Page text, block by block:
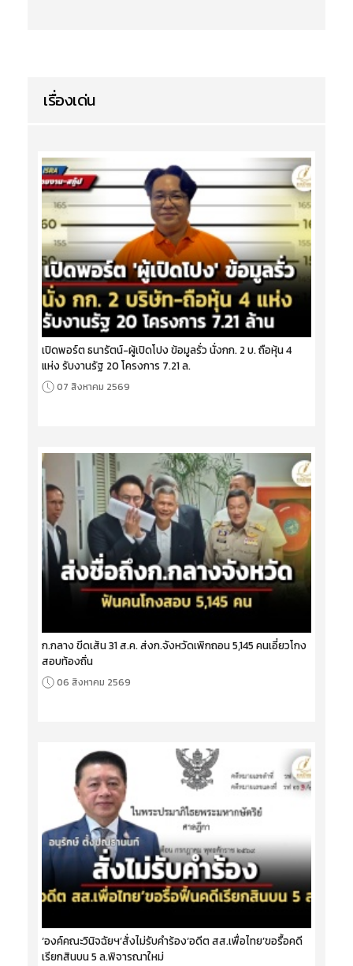
เรื่องเด่น
เปิดพอร์ต ธนารัตน์-ผู้เปิดโปง ข้อมูลรั่ว นั่งกก. 2 บ. ถือหุ้น 4
แห่ง รับงานรัฐ 20 โครงการ 7.21 ล.
07 สิงหาคม 2569
ก.กลาง ขีดเส้น 31 ส.ค. ส่งก.จังหวัดเพิกถอน 5,145 คนเอี่ยวโกง
สอบท้องถิ่น
06 สิงหาคม 2569
‘องค์คณะวินิจฉัยฯ’สั่งไม่รับคำร้อง‘อดีต สส.เพื่อไทย’ขอรื้อคดี
เรียกสินบน 5 ล.พิจารณาใหม่